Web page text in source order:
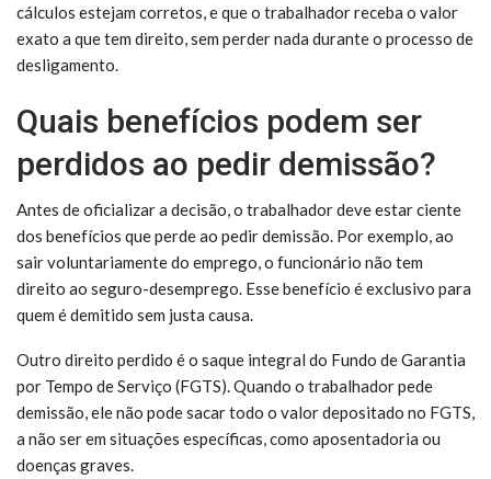
cálculos estejam corretos, e que o trabalhador receba o valor
exato a que tem direito, sem perder nada durante o processo de
desligamento.
Quais benefícios podem ser
perdidos ao pedir demissão?
Antes de oficializar a decisão, o trabalhador deve estar ciente
dos benefícios que perde ao pedir demissão. Por exemplo, ao
sair voluntariamente do emprego, o funcionário não tem
direito ao seguro-desemprego. Esse benefício é exclusivo para
quem é demitido sem justa causa.
Outro direito perdido é o saque integral do Fundo de Garantia
por Tempo de Serviço (FGTS). Quando o trabalhador pede
demissão, ele não pode sacar todo o valor depositado no FGTS,
a não ser em situações específicas, como aposentadoria ou
doenças graves.